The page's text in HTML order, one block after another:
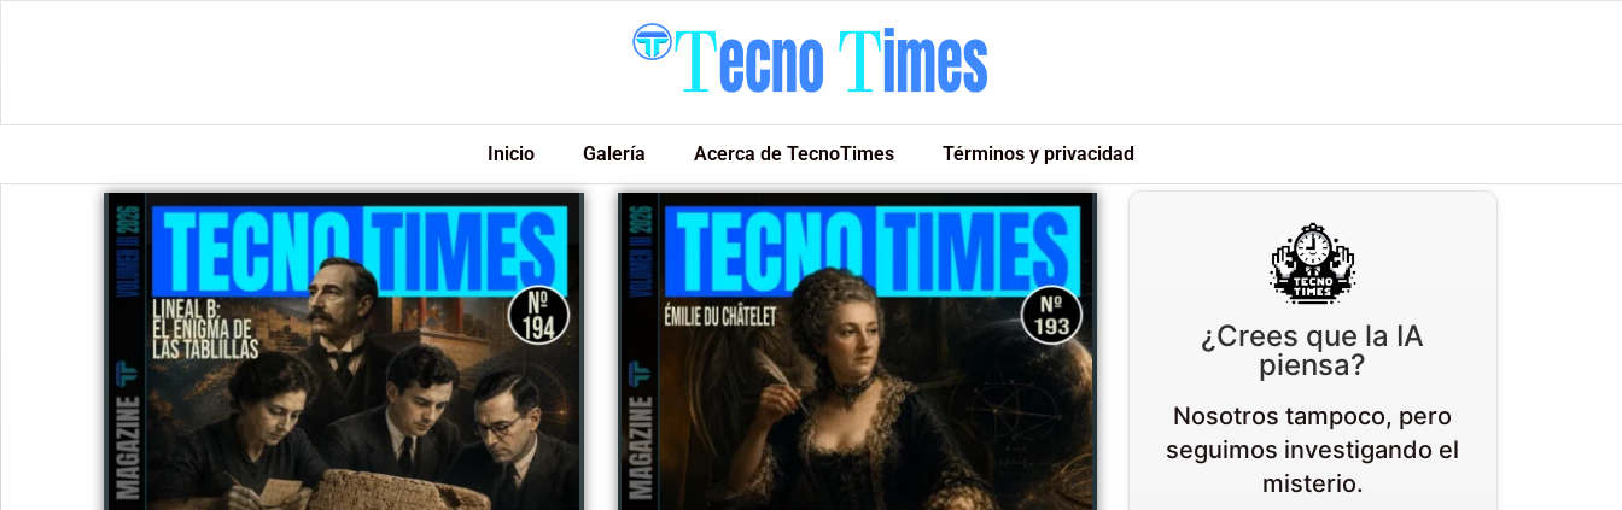
Inicio Galería Acerca de TecnoTimes Términos y privacidad
¿Crees que la IA
piensa?
Nosotros tampoco, pero
seguimos investigando el
misterio.